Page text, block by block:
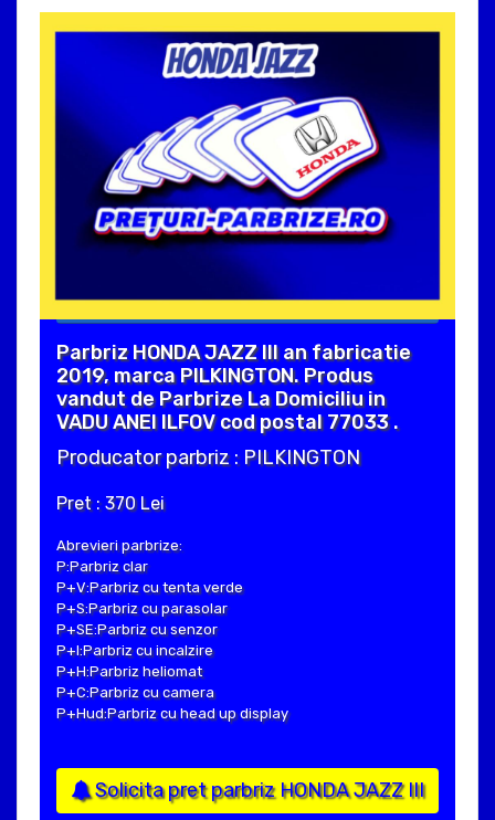
Parbriz HONDA JAZZ III an fabricatie
2019, marca PILKINGTON. Produs
vandut de Parbrize La Domiciliu in
VADU ANEI ILFOV cod postal 77033 .
Producator parbriz : PILKINGTON
Pret : 370 Lei
Abrevieri parbrize:
P:Parbriz clar
P+V:Parbriz cu tenta verde
P+S:Parbriz cu parasolar
P+SE:Parbriz cu senzor
P+I:Parbriz cu incalzire
P+H:Parbriz heliomat
P+C:Parbriz cu camera
P+Hud:Parbriz cu head up display
Solicita pret parbriz HONDA JAZZ III